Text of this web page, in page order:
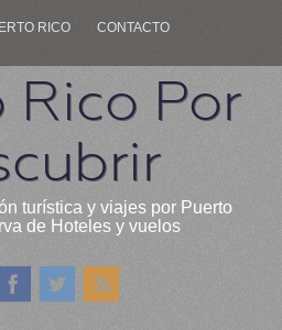
RICO CONTACTO
Rico Por
turística y viajes por Puerto
de Hoteles y vuelos